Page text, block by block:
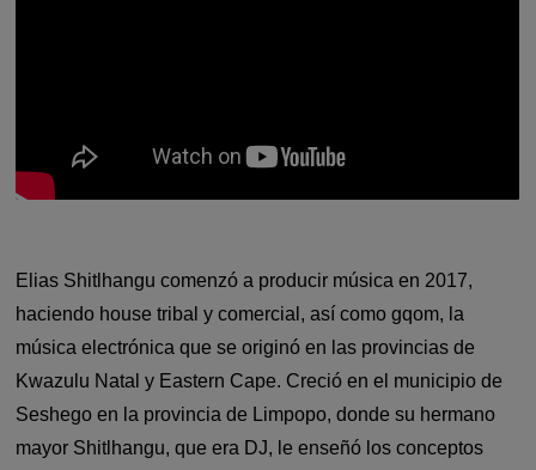
Elias Shitlhangu comenzó a producir música en 2017,
haciendo house tribal y comercial, así como gqom, la
música electrónica que se originó en las provincias de
Kwazulu Natal y Eastern Cape. Creció en el municipio de
Seshego en la provincia de Limpopo, donde su hermano
mayor Shitlhangu, que era DJ, le enseñó los conceptos